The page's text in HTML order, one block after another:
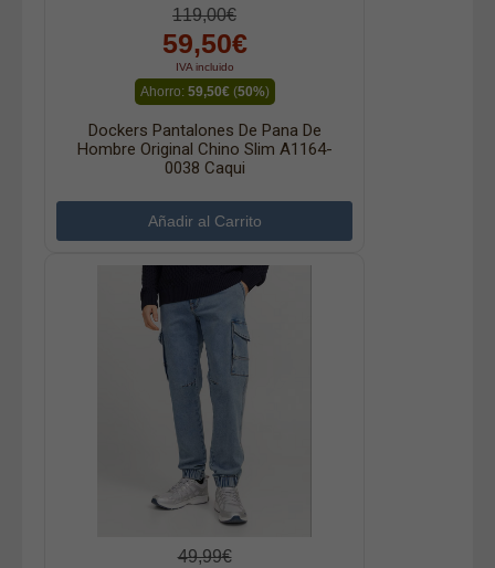
119,00€
59,50€
IVA incluido
Ahorro: 59,50€(50%)
Dockers Pantalones De Pana De
Hombre Original Chino Slim A1164-
0038 Caqui
49,99€